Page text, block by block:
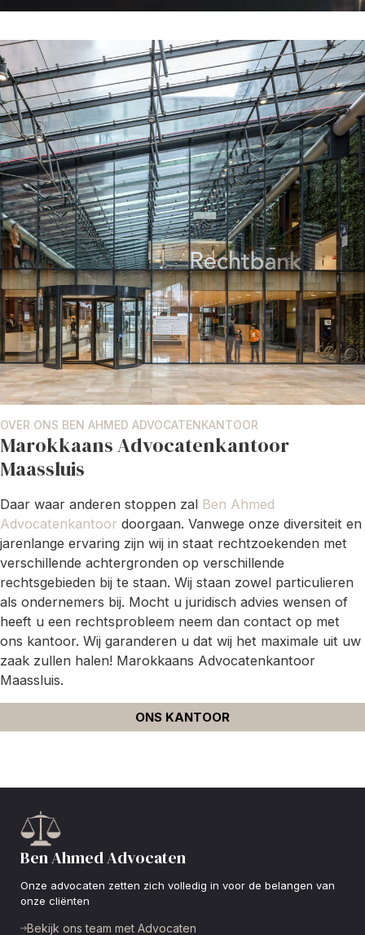
OVER ONS BEN AHMED ADVOCATENKANTOOR
Marokkaans Advocatenkantoor
Maassluis
Daar waar anderen stoppen zal Ben Ahmed
Advocatenkantoor doorgaan. Vanwege onze diversiteit en
jarenlange ervaring zijn wij in staat rechtzoekenden met
verschillende achtergronden op verschillende
rechtsgebieden bij te staan. Wij staan zowel particulieren
als ondernemers bij. Mocht u juridisch advies wensen of
heeft u een rechtsprobleem neem dan contact op met
ons kantoor. Wij garanderen u dat wij het maximale uit uw
zaak zullen halen! Marokkaans Advocatenkantoor
Maassluis.
ONS KANTOOR
Ben Ahmed Advocaten
Onze advocaten zetten zich volledig in voor de belangen van
onze cliënten
Bekijk ons team met Advocaten